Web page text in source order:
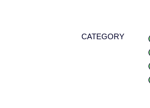
CATEGORY